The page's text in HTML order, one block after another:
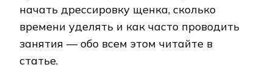
начать дрессировку щенка, сколько
времени уделять и как часто проводить
занятия — обо всем этом читайте в
статье.